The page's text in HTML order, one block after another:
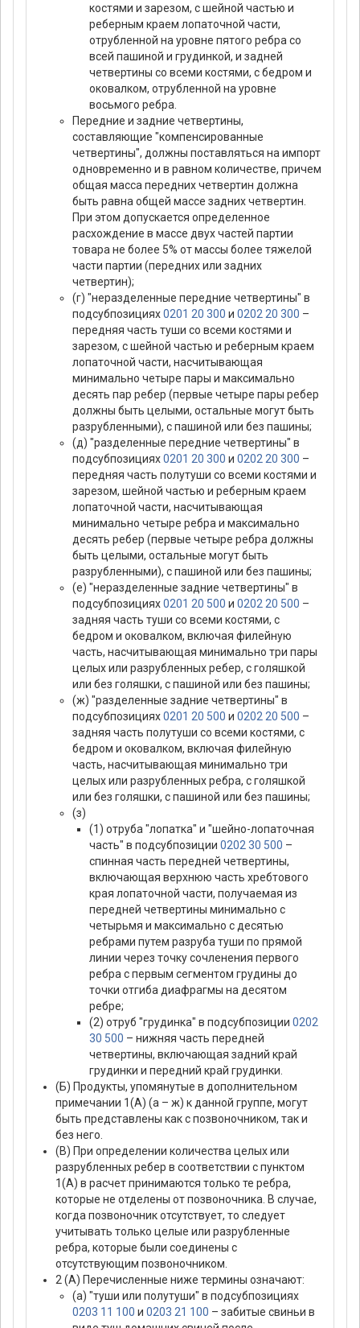
костями и зарезом, с шейной частью и
реберным краем лопаточной части,
отрубленной на уровне пятого ребра со
всей пашиной и грудинкой, и задней
четвертины со всеми костями, с бедром и
оковалком, отрубленной на уровне
восьмого ребра.
Передние и задние четвертины,
составляющие "компенсированные
четвертины", должны поставляться на импорт
одновременно и в равном количестве, причем
общая масса передних четвертин должна
быть равна общей массе задних четвертин.
При этом допускается определенное
расхождение в массе двух частей партии
товара не более 5% от массы более тяжелой
части партии (передних или задних
четвертин);
(г) "неразделенные передние четвертины" в
подсубпозициях0201 20 300 и 0202 20 300 –
передняя часть туши со всеми костями и
зарезом, с шейной частью и реберным краем
лопаточной части, насчитывающая
минимально четыре пары и максимально
десять пар ребер (первые четыре пары ребер
должны быть целыми, остальные могут быть
разрубленными), с пашиной или без пашины;
(д) "разделенные передние четвертины" в
подсубпозициях0201 20 300 и 0202 20 300 –
передняя часть полутуши со всеми костями и
зарезом, шейной частью и реберным краем
лопаточной части, насчитывающая
минимально четыре ребра и максимально
десять ребер (первые четыре ребра должны
быть целыми, остальные могут быть
разрубленными), с пашиной или без пашины;
(е) "неразделенные задние четвертины" в
подсубпозициях0201 20 500 и 0202 20 500 –
задняя часть туши со всеми костями, с
бедром и оковалком, включая филейную
часть, насчитывающая минимально три пары
целых или разрубленных ребер, с голяшкой
или без голяшки, с пашиной или без пашины;
(ж) "разделенные задние четвертины" в
подсубпозициях0201 20 500 и 0202 20 500 –
задняя часть полутуши со всеми костями, с
бедром и оковалком, включая филейную
часть, насчитывающая минимально три
целых или разрубленных ребра, с голяшкой
или без голяшки, с пашиной или без пашины;
(з)
(1) отруба "лопатка" и "шейно-лопаточная
часть" в подсубпозиции 0202 30 500 –
спинная часть передней четвертины,
включающая верхнюю часть хребтового
края лопаточной части, получаемая из
передней четвертины минимально с
четырьмя и максимально с десятью
ребрами путем разруба туши по прямой
линии через точку сочленения первого
ребра с первым сегментом грудины до
точки отгиба диафрагмы на десятом
ребре;
(2) отруб "грудинка" в подсубпозиции 0202
30 500 – нижняя часть передней
четвертины, включающая задний край
грудинки и передний край грудинки.
(Б) Продукты, упомянутые в дополнительном
примечании 1(А) (а – ж) к данной группе, могут
быть представлены как с позвоночником, так и
без него.
(В) При определении количества целых или
разрубленных ребер в соответствии с пунктом
1(А) в расчет принимаются только те ребра,
которые не отделены от позвоночника. В случае,
когда позвоночник отсутствует, то следует
учитывать только целые или разрубленные
ребра, которые были соединены с
отсутствующим позвоночником.
2 (А) Перечисленные ниже термины означают:
(а) "туши или полутуши" в подсубпозициях
0203 11 100 и 0203 21 100 – забитые свиньи в